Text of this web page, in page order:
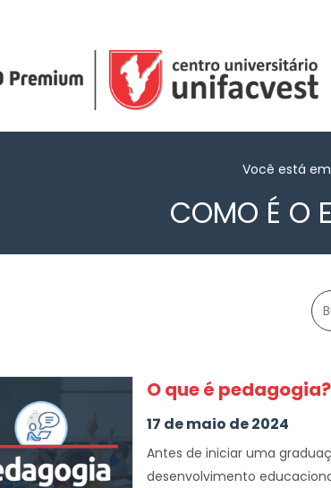
Você está
COMO É O
O que é pedagogia?
17 de maio de 2024
Antes de iniciar uma
desenvolvimento